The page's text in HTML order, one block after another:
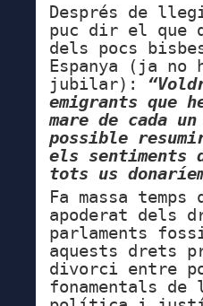
Després de
puc dir el que
dels pocs
Espanya (ja no
jubilar):
emigrants que
mare de cada
possible
els sentiments
tots us
Fa massa
apoderat dels
parlaments
aquests drets
divorci entre
fonamentals de